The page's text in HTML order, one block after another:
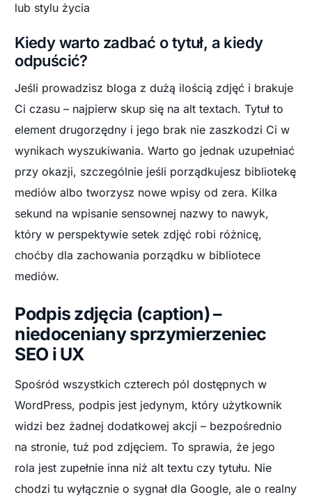
lub stylu życia
Kiedy warto zadbać o tytuł, a kiedy
odpuścić?
Jeśli prowadzisz bloga z dużą ilością zdjęć i brakuje
Ci czasu – najpierw skup się na alt textach. Tytuł to
element drugorzędny i jego brak nie zaszkodzi Ci w
wynikach wyszukiwania. Warto go jednak uzupełniać
przy okazji, szczególnie jeśli porządkujesz bibliotekę
mediów albo tworzysz nowe wpisy od zera. Kilka
sekund na wpisanie sensownej nazwy to nawyk,
który w perspektywie setek zdjęć robi różnicę,
choćby dla zachowania porządku w bibliotece
mediów.
Podpis zdjęcia (caption) –
niedoceniany sprzymierzeniec
SEO i UX
Spośród wszystkich czterech pól dostępnych w
WordPress, podpis jest jedynym, który użytkownik
widzi bez żadnej dodatkowej akcji – bezpośrednio
na stronie, tuż pod zdjęciem. To sprawia, że jego
rola jest zupełnie inna niż alt textu czy tytułu. Nie
chodzi tu wyłącznie o sygnał dla Google, ale o realny